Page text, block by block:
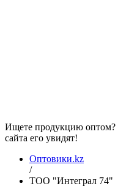
Ищете продукцию оптом?
сайта его увидят!
Оптовики.kz
/
ТОО "Интеграл 74"